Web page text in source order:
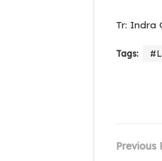
Tr: Indra
Tags:
Previous